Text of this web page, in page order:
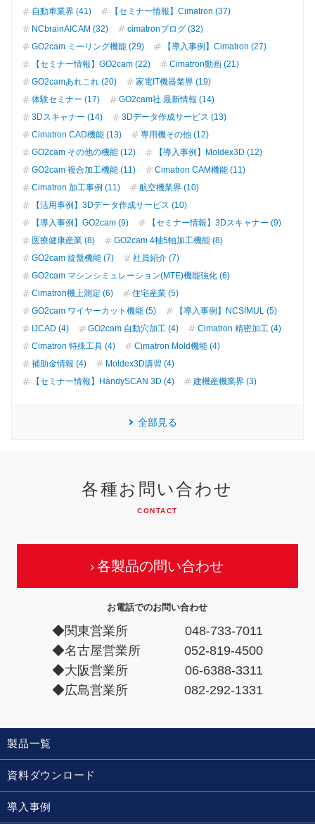
自動車業界 (41)
【セミナー情報】Cimatron (37)
NCbrainAICAM (32)
cimatronブログ (32)
GO2cam ミーリング機能 (29)
【導入事例】Cimatron (27)
【セミナー情報】GO2cam (22)
Cimatron動画 (21)
GO2camあれこれ (20)
家電IT機器業界 (19)
体験セミナー (17)
GO2cam社 最新情報 (14)
3Dスキャナー (14)
3Dデータ作成サービス (13)
Cimatron CAD機能 (13)
専用機その他 (12)
GO2cam その他の機能 (12)
【導入事例】Moldex3D (12)
GO2cam 複合加工機能 (11)
Cimatron CAM機能 (11)
Cimatron 加工事例 (11)
航空機業界 (10)
【活用事例】3Dデータ作成サービス (10)
【導入事例】GO2cam (9)
【セミナー情報】3Dスキャナー (9)
医療健康産業 (8)
GO2cam 4軸5軸加工機能 (8)
GO2cam 旋盤機能 (7)
社員紹介 (7)
GO2cam マシンシミュレーション(MTE)機能強化 (6)
Cimatron機上測定 (6)
住宅産業 (5)
GO2cam ワイヤーカット機能 (5)
【導入事例】NCSIMUL (5)
IJCAD (4)
GO2cam 自動穴加工 (4)
Cimatron 精密加工 (4)
Cimatron 特殊工具 (4)
Cimatron Mold機能 (4)
補助金情報 (4)
Moldex3D講習 (4)
【セミナー情報】HandySCAN 3D (4)
建機産機業界 (3)
全部見る
各種お問い合わせ
CONTACT
各製品の問い合わせ
お電話でのお問い合わせ
◆関東営業所
048-733-7011
◆名古屋営業所
052-819-4500
◆大阪営業所
06-6388-3311
◆広島営業所
082-292-1331
製品一覧
資料ダウンロード
導入事例